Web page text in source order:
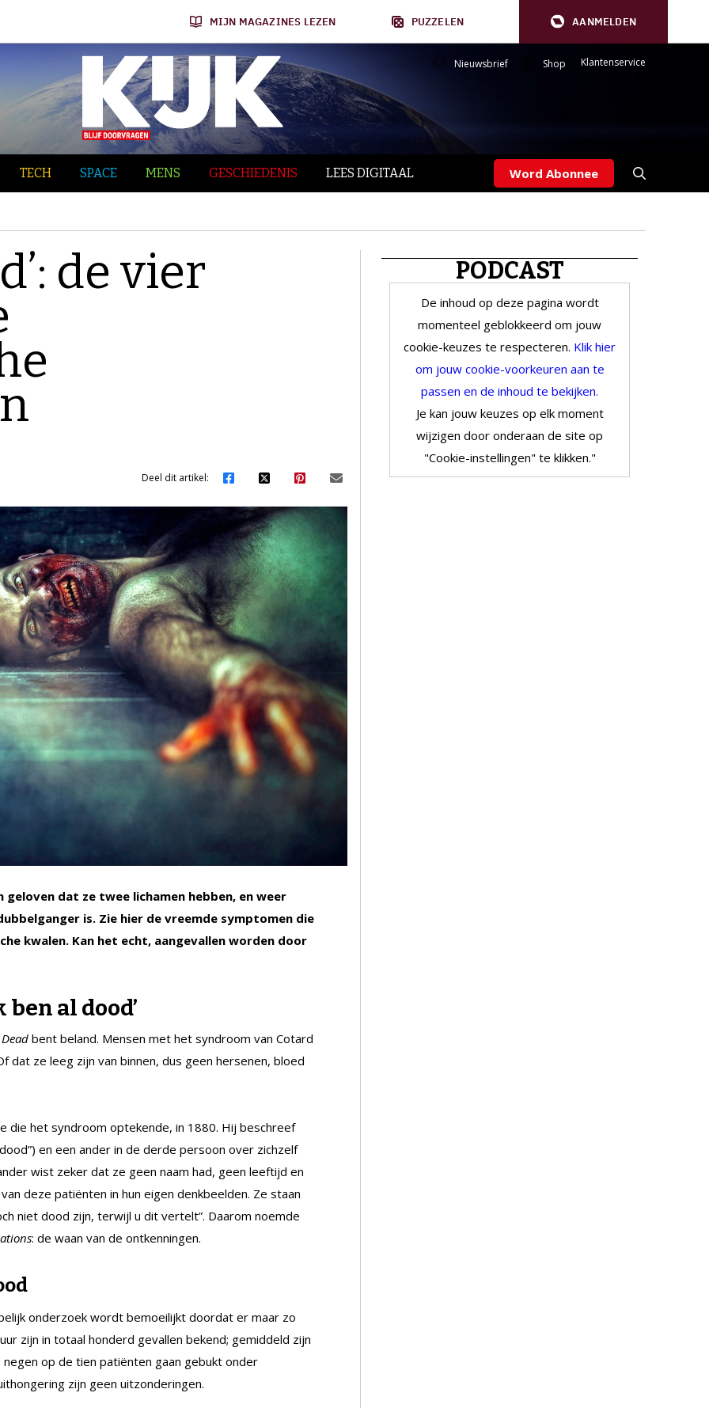
MIJN MAGAZINES LEZEN PUZZELEN AANMELDEN
Nieuwsbrief Shop Klantenservice
TECH SPACE MENS GESCHIEDENIS LEES DIGITAAL Word Abonnee
de vier
Deel dit artikel:
dat ze twee lichamen hebben, en weer
is. Zie hier de vreemde symptomen die
kwalen. Kan het echt, aangevallen worden door
ben al dood’
bent beland. Mensen met het syndroom van Cotard
dat ze leeg zijn van binnen, dus geen hersenen, bloed
die het syndroom optekende, in 1880. Hij beschreef
en een ander in de derde persoon over zichzelf
wist zeker dat ze geen naam had, geen leeftijd en
deze patiënten in hun eigen denkbeelden. Ze staan
niet dood zijn, terwijl u dit vertelt”. Daarom noemde
: de waan van de ontkenningen.
onderzoek wordt bemoeilijkt doordat er maar zo
zijn in totaal honderd gevallen bekend; gemiddeld zijn
op de tien patiënten gaan gebukt onder
zijn geen uitzonderingen.
PODCAST
De inhoud op deze pagina wordt
momenteel geblokkeerd om jouw
cookie-keuzes te respecteren. Klik hier
om jouw cookie-voorkeuren aan te
passen en de inhoud te bekijken.
Je kan jouw keuzes op elk moment
wijzigen door onderaan de site op
"Cookie-instellingen" te klikken."